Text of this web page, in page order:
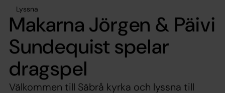
Lyssna
Makarna Jörgen & Päivi
Sundequist spelar
dragspel
Välkommen till Säbrå kyrka och lyssna till